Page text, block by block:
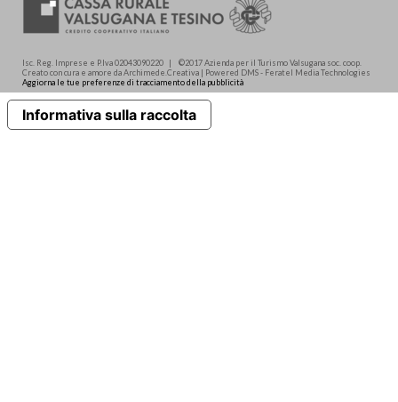
Isc. Reg. Imprese e P.Iva 02043090220 | ©2017 Azienda per il Turismo Valsugana soc. coop.
Creato con cura e amore da Archimede.Creativa | Powered DMS - Feratel Media Technologies
Aggiorna le tue preferenze di tracciamento della pubblicità
Informativa sulla raccolta